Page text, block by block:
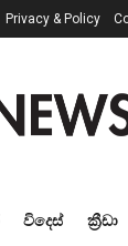
Privacy & Policy
විදෙස් ක්‍රීඩා